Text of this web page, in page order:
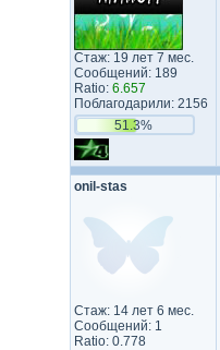
Стаж: 19 лет 7 мес.
Сообщений: 189
Ratio: 6.657
Поблагодарили: 2156
51.3%
onil-stas
Стаж: 14 лет 6 мес.
Сообщений: 1
Ratio: 0.778